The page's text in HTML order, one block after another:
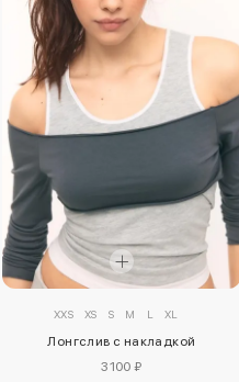
XXS XS S M L XL
Лонгслив с накладкой
3100 ₽